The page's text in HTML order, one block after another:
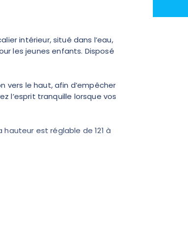
intérieur, situé dans l’eau,
les jeunes enfants. Disposé
vers le haut, afin d’empêcher
l’esprit tranquille lorsque vos
est réglable de 121 à